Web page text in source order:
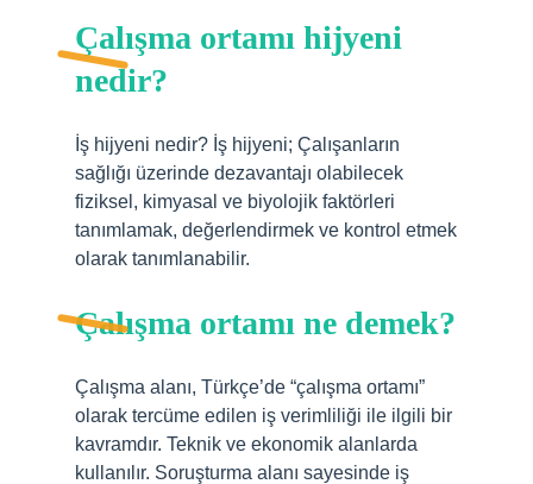
Çalışma ortamı hijyeni
nedir?
İş hijyeni nedir? İş hijyeni; Çalışanların
sağlığı üzerinde dezavantajı olabilecek
fiziksel, kimyasal ve biyolojik faktörleri
tanımlamak, değerlendirmek ve kontrol etmek
olarak tanımlanabilir.
Çalışma ortamı ne demek?
Çalışma alanı, Türkçe’de “çalışma ortamı”
olarak tercüme edilen iş verimliliği ile ilgili bir
kavramdır. Teknik ve ekonomik alanlarda
kullanılır. Soruşturma alanı sayesinde iş